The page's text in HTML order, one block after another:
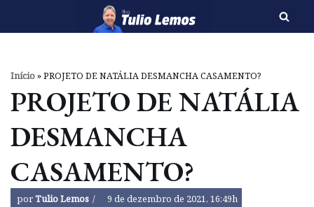
o
Início»PROJETO DE NATÁLIA DESMANCHA CASAMENTO?
PROJETO DE NATÁLIA
DESMANCHA
CASAMENTO?
porTulio Lemos 9 de dezembro de 2021, 16:49h